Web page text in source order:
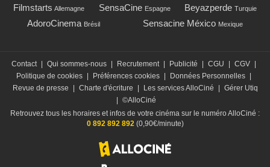
Filmstarts Allemagne SensaCine Espagne Beyazperde Turquie
AdoroCinema Brésil Sensacine México Mexique
Contact Qui sommes-nous Recrutement Publicité CGU CGV
Politique de cookies
Préférences cookies Données Personnelles
Revue de presse
Charte d'écriture Les services AlloCiné
Gérer Utiq
©AlloCiné
Retrouvez tous les horaires et infos de votre cinéma sur le numéro AlloCiné :
0 892 892 892(0,90€/minute)